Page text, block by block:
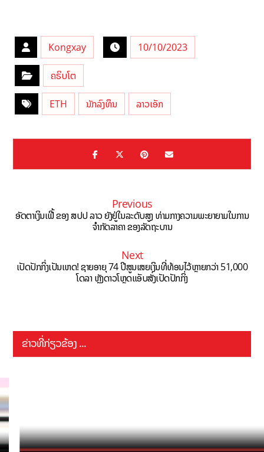
Kongxay 10/10/2023
ຄຣິບໂຕ
ETH ນັກລົງທຶນ ລາວເອັກ
Previous
ອັດຕາເງິນເຟີ້ ຂອງ ສປປ ລາວ ຍັງຢູ່ໃນລະດັບສູງ ທ່າມກາງຄວາມພະຍາຍາມໃນການ
ຈຳກັດລາຄາ ຂອງລັດຖະບານ
Next
ເປັດປັກກິ່ງເປັນເຫດ! ຊາຍອາຍຸ 74 ປີສູນເສຍເງິນທີ່ທ້ອນໄວ້ຫຼາຍກວ່າ 51,000
ໂດລາ ຫຼັງດາວໂຫຼດແອັບສັ່ງເປັດປັກກິ່ງ
ຂ່າວທີ່ກ່ຽວຂ້ອງ ...